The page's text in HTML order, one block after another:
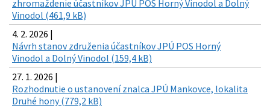
zhromaždenie účastníkov JPÚ POS Horný Vinodol a Dolný
Vinodol (461,9 kB)
4. 2. 2026 |
Návrh stanov združenia účastníkov JPÚ POS Horný
Vinodol a Dolný Vinodol (159,4 kB)
27. 1. 2026 |
Rozhodnutie o ustanovení znalca JPÚ Mankovce, lokalita
Druhé hony (779,2 kB)